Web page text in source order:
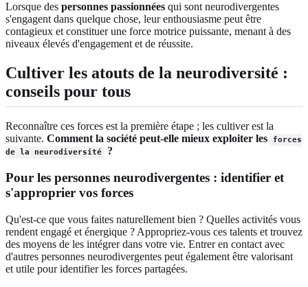
Lorsque des personnes passionnées qui sont neurodivergentes
s'engagent dans quelque chose, leur enthousiasme peut être
contagieux et constituer une force motrice puissante, menant à des
niveaux élevés d'engagement et de réussite.
Cultiver les atouts de la neurodiversité :
conseils pour tous
Reconnaître ces forces est la première étape ; les cultiver est la
suivante. Comment la société peut-elle mieux exploiter les
forces
de la neurodiversité
?
Pour les personnes neurodivergentes : identifier et
s'approprier vos forces
Qu'est-ce que vous faites naturellement bien ? Quelles activités vous
rendent engagé et énergique ? Appropriez-vous ces talents et trouvez
des moyens de les intégrer dans votre vie. Entrer en contact avec
d'autres personnes neurodivergentes peut également être valorisant
et utile pour identifier les forces partagées.